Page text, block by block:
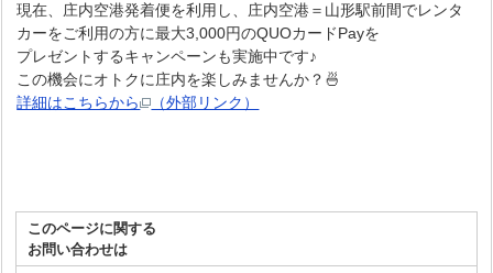
現在、庄内空港発着便を利用し、庄内空港＝山形駅前間でレンタ
カーをご利用の方に最大3,000円のQUOカードPayを
プレゼントするキャンペーンも実施中です♪
この機会にオトクに庄内を楽しみませんか？🍜
詳細はこちらから
（外部リンク）
このページに関する
お問い合わせは